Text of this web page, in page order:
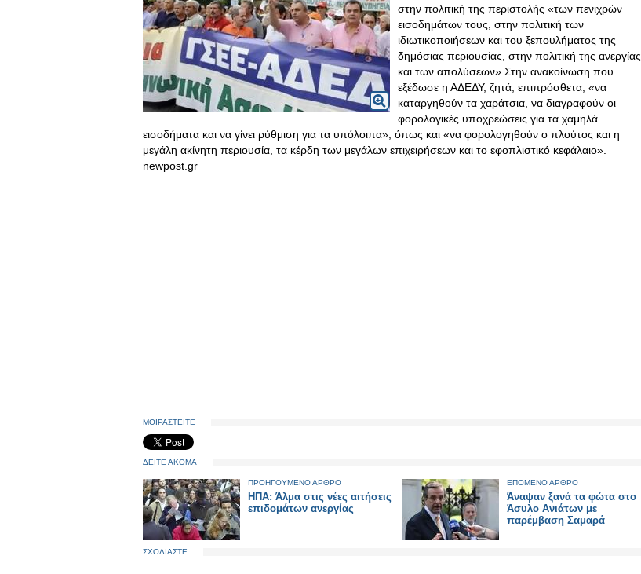
στην πολιτική της περιστολής «των πενιχρών
εισοδημάτων τους, στην πολιτική των
ιδιωτικοποιήσεων και του ξεπουλήματος της
δημόσιας περιουσίας, στην πολιτική της ανεργίας
και των απολύσεων».Στην ανακοίνωση που
εξέδωσε η ΑΔΕΔΥ, ζητά, επιπρόσθετα, «να
καταργηθούν τα χαράτσια, να διαγραφούν οι
φορολογικές υποχρεώσεις για τα χαμηλά
εισοδήματα και να γίνει ρύθμιση για τα υπόλοιπα», όπως και «να φορολογηθούν ο πλούτος και η
μεγάλη ακίνητη περιουσία, τα κέρδη των μεγάλων επιχειρήσεων και το εφοπλιστικό κεφάλαιο».
newpost.gr
ΜΟΙΡΑΣΤΕΙΤΕ
ΔΕΙΤΕ ΑΚΟΜΑ
ΠΡΟΗΓΟΥΜΕΝΟ ΑΡΘΡΟ
ΗΠΑ: Άλμα στις νέες αιτήσεις
επιδομάτων ανεργίας
ΕΠΟΜΕΝΟ ΑΡΘΡΟ
Άναψαν ξανά τα φώτα στο
Άσυλο Ανιάτων με
παρέμβαση Σαμαρά
ΣΧΟΛΙΑΣΤΕ